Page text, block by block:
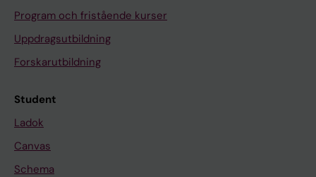
Program och fristående kurser
Uppdragsutbildning
Forskarutbildning
Student
Ladok
Canvas
Schema